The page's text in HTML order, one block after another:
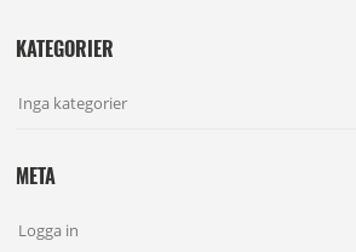
KATEGORIER
Inga kategorier
META
Logga in